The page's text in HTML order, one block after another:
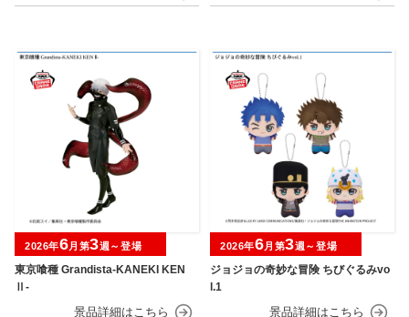
東京喰種 Grandista-KANEKI KEN
Ⅱ-
2026年6月第3週～登場
ジョジョの奇妙な冒険 ちびぐるみvo
l.1
2026年6月第3週～登場